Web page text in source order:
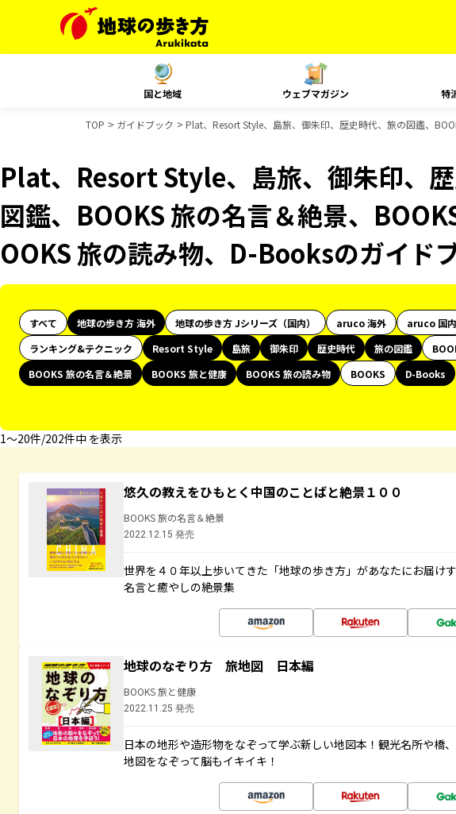
国と地域 ウェブマガジン 特
TOP ガイドブック Plat、Resort Style、島旅、御朱印、歴史時代、旅の図鑑、
Plat、Resort Style、島旅、御朱印、
図鑑、BOOKS 旅の名言＆絶景、
OOKS 旅の読み物、D-Booksのガイド
すべて 地球の歩き方 海外 地球の歩き方 Jシリーズ（国内） aruco 海外 aruco 国内
ランキング&テクニック
Resort Style 島旅 御朱印 歴史時代 旅の図鑑
BOOKS 旅の名言＆絶景
BOOKS 旅と健康 BOOKS 旅の読み物 BOOKS
D-Books
1〜20件/202件中 を表示
悠久の教えをひもとく中国のことばと絶景１００
BOOKS 旅の名言＆絶景
2022.12.15 発売
世界を４０年以上歩いてきた「地球の歩き方」があなたにお届け
名言と癒やしの絶景集
地球のなぞり方 旅地図 日本編
BOOKS 旅と健康
2022.11.25 発売
日本の地形や造形物をなぞって学ぶ新しい地図本！観光名所や橋
地図をなぞって脳もイキイキ！